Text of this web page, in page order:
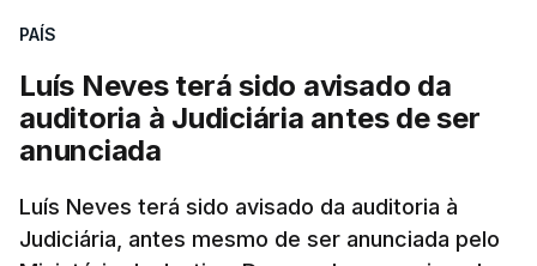
quanto à possibilidade de expulsar do país
cidadãos adultos em situação ilegal, se
tiverem filhos menores.
prazo de 60 dias, os imigrantes terão que ser
libertados,ainda que os seus pedidos de asilo
PAÍS
Luís Neves terá sido avisado da
auditoria à Judiciária antes de ser
anunciada
Luís Neves terá sido avisado da auditoria à
Judiciária, antes mesmo de ser anunciada pelo